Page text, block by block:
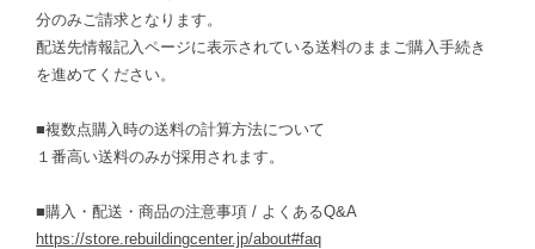
分のみご請求となります。
配送先情報記入ページに表示されている送料のままご購入手続き
を進めてください。
■複数点購入時の送料の計算方法について
１番高い送料のみが採用されます。
■購入・配送・商品の注意事項 / よくあるQ&A
https://store.rebuildingcenter.jp/about#faq